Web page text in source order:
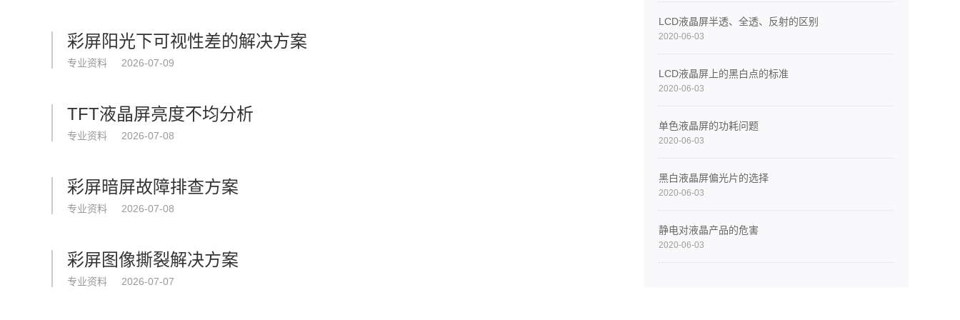
彩屏阳光下可视性差的解决方案
专业资料 2026-07-09
TFT液晶屏亮度不均分析
专业资料 2026-07-08
彩屏暗屏故障排查方案
专业资料 2026-07-08
彩屏图像撕裂解决方案
专业资料 2026-07-07
LCD液晶屏半透、全透、反射的区别
2020-06-03
LCD液晶屏上的黑白点的标准
2020-06-03
单色液晶屏的功耗问题
2020-06-03
黑白液晶屏偏光片的选择
2020-06-03
静电对液晶产品的危害
2020-06-03